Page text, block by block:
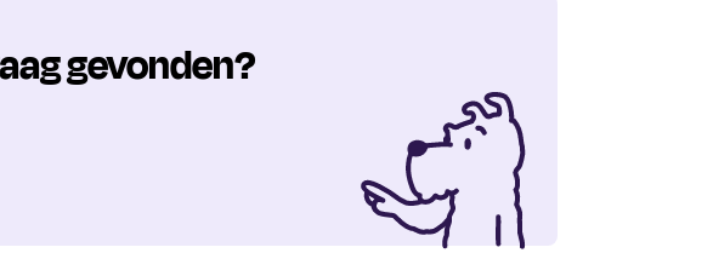
gevonden?